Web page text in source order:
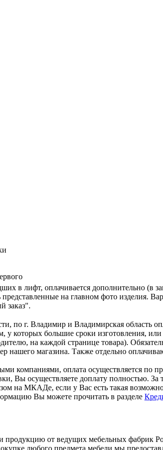
в лифт, оплачивается дополнительно
на главном фото изделия.
заказ".
по г. Владимир и Владимирская область
которых большие сроки изготовления,
на каждой странице товара).
нашего магазина. Также отдельно
компаниями, оплата осуществляется по
Вы осуществляете доплату полностью.
на МКАДе, если у Вас есть такая
Вы можете прочитать в разделе
от ведущих мебельных фабрик
любого предмета мебели мы